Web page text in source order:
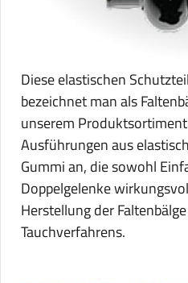
Diese elastischen
bezeichnet man als
unserem
Ausführungen aus
Gummi an, die sowohl
Doppelgelenke
Herstellung der
Tauchverfahrens.